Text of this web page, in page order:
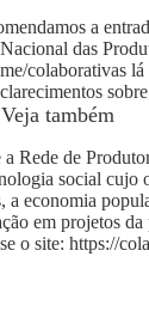
a
das
colaborativaslá
Veja também
a Rede de
social cujo
a economia
em projetos
o site: https://